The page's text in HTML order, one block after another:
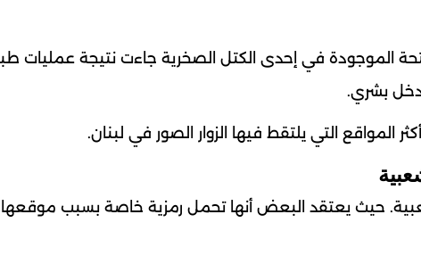
الموجودة في إحدى الكتل الصخرية جاءت نتيجة عمليات
بشري.
التي يلتقط فيها الزوار الصور في لبنان.
حيث يعتقد البعض أنها تحمل رمزية خاصة بسبب موقعها